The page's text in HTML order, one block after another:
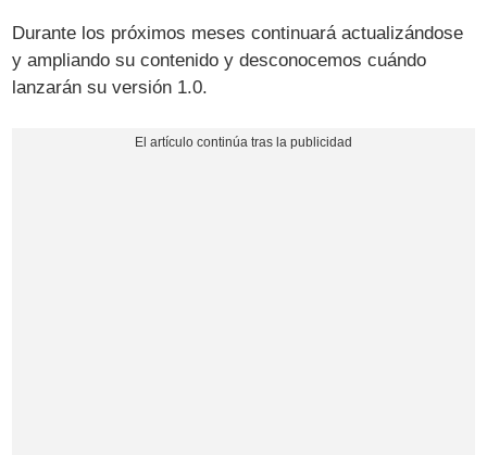
Durante los próximos meses continuará actualizándose
y ampliando su contenido y desconocemos cuándo
lanzarán su versión 1.0.